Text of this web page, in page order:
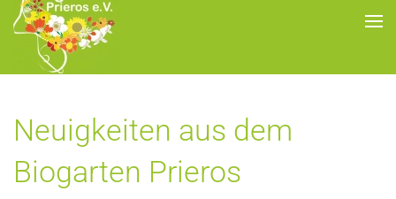
Neuigkeiten aus dem
Biogarten Prieros